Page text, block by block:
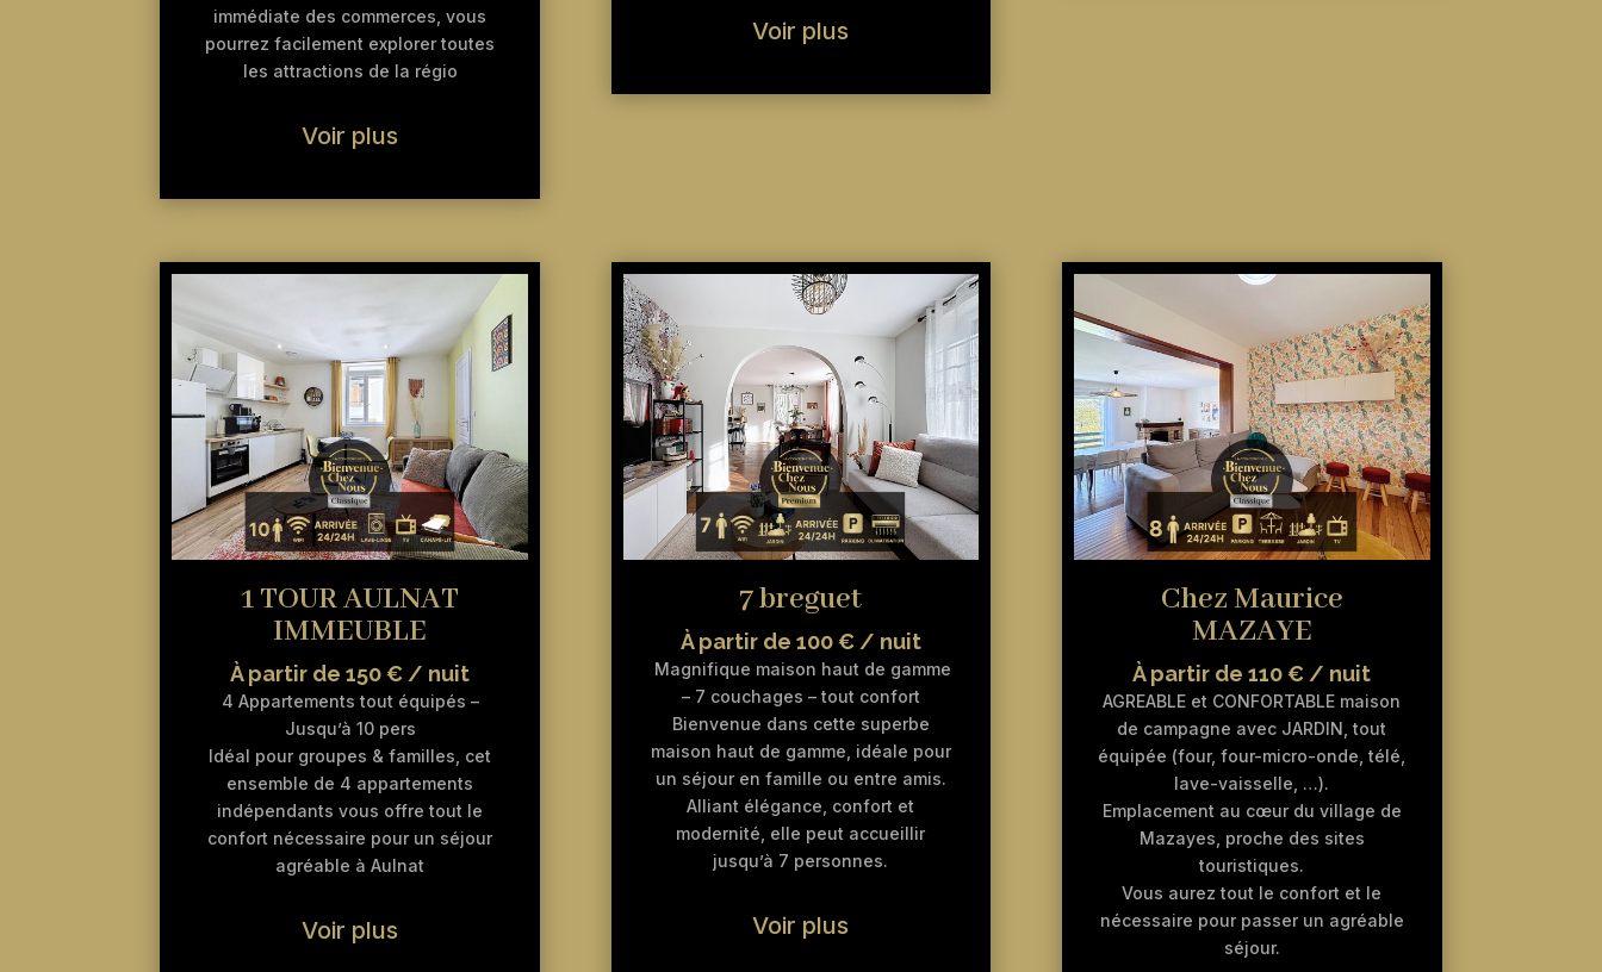
immédiate des commerces, vous
pourrez facilement explorer toutes
les attractions de la régio
Voir plus
Voir plus
1 TOUR AULNAT
IMMEUBLE
À partir de 150 € / nuit
4 Appartements tout équipés –
Jusqu’à 10 pers
Idéal pour groupes & familles, cet
ensemble de 4 appartements
indépendants vous offre tout le
confort nécessaire pour un séjour
agréable à Aulnat
Voir plus
7 breguet
À partir de 100 € / nuit
Magnifique maison haut de gamme
– 7 couchages – tout confort
Bienvenue dans cette superbe
maison haut de gamme, idéale pour
un séjour en famille ou entre amis.
Alliant élégance, confort et
modernité, elle peut accueillir
jusqu’à 7 personnes.
Voir plus
Chez Maurice
MAZAYE
À partir de 110 € / nuit
AGREABLE et CONFORTABLE maison
de campagne avec JARDIN, tout
équipée (four, four-micro-onde, télé,
lave-vaisselle, …).
Emplacement au cœur du village de
Mazayes, proche des sites
touristiques.
Vous aurez tout le confort et le
nécessaire pour passer un agréable
séjour.